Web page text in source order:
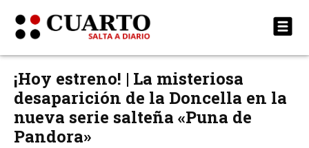
¡Hoy estreno! | La misteriosa
desaparición de la Doncella en la
nueva serie salteña «Puna de
Pandora»